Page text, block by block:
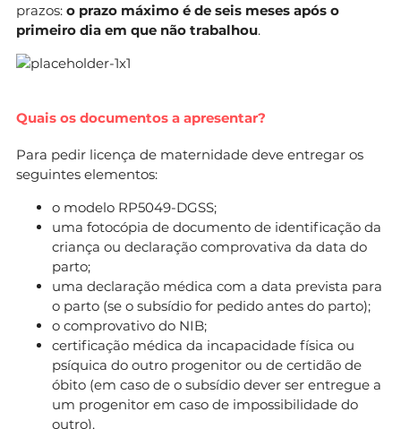
prazos: o prazo máximo é de seis meses após o
primeiro dia em que não trabalhou.
Quais os documentos a apresentar?
Para pedir licença de maternidade deve entregar os
seguintes elementos:
o modelo RP5049-DGSS;
uma fotocópia de documento de identificação da
criança ou declaração comprovativa da data do
parto;
uma declaração médica com a data prevista para
o parto (se o subsídio for pedido antes do parto);
o comprovativo do NIB;
certificação médica da incapacidade física ou
psíquica do outro progenitor ou de certidão de
óbito (em caso de o subsídio dever ser entregue a
um progenitor em caso de impossibilidade do
outro).